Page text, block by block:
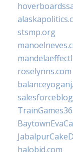
stsmp.org
roselynns.com
halobjd.com